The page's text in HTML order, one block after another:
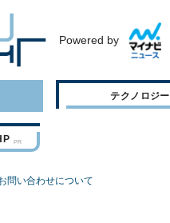
Powered by
テクノロジー
問い合わせについて